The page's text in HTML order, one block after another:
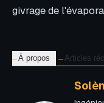
givrage de
À propos Articles